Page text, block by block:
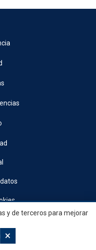
Turisme, Innovació i Comerç •
Empresarial
y de terceros para mejorar
×